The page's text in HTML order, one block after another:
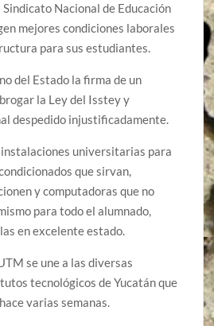
Nacional de Educación
mejores condiciones laborales
para sus estudiantes.
del Estado la firma de un
la Ley del Isstey y
despedido injustificadamente.
universitarias para
que sirvan,
y computadoras que no
para todo el alumnado,
en excelente estado.
se une a las diversas
tecnológicos de Yucatán que
varias semanas.